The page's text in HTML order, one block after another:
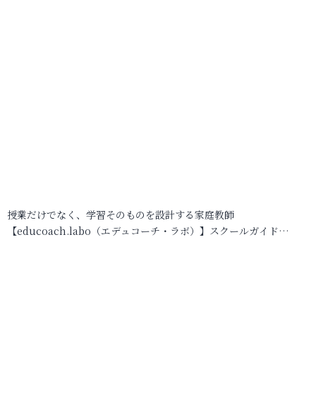
授業だけでなく、学習そのものを設計する家庭教師
【educoach.labo（エデュコーチ・ラボ）】スクールガイド…